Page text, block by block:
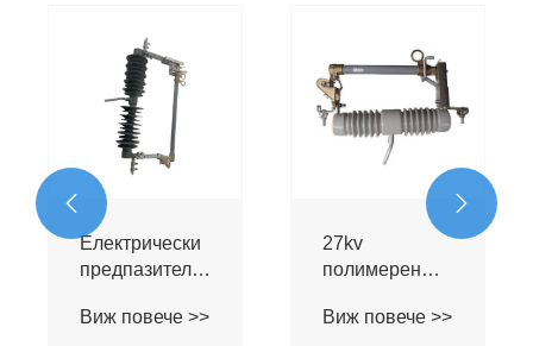
27kv
полимерен
монтиран
Виж повече >>
Комплект
полимерни
предпазители
11kv 33kv 22kv
Виж повече >>
 